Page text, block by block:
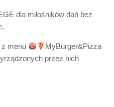
dla miłośników dań bez
menu
MyBurger&Pizza
przez nich